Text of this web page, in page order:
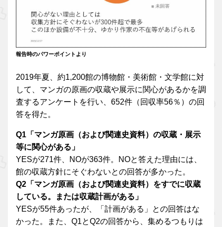
報告時のパワーポイントより
2019年夏、約1,200館の博物館・美術館・文学館に対
して、マンガの原画の収蔵や展示に関心があるかを調
査するアンケートを行い、652件（回収率56％）の回
答を得た。
Q1「マンガ原画（および関連史資料）の収蔵・展示
等に関心がある」
YESが271件、NOが363件。NOと答えた理由には、
館の収蔵方針にそぐわないとの回答が多かった。
Q2「マンガ原画（および関連史資料）をすでに収蔵
している。または収蔵計画がある」
YESが55件あったが、「計画がある」との回答はな
かった。また、Q1とQ2の回答から、集めるつもりは